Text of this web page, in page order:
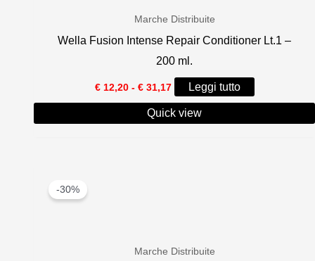
Marche Distribuite
Wella Fusion Intense Repair Conditioner Lt.1 –
200 ml.
€12,20 - €31,17Fascia
di
prezzo:
da
Leggi tutto
Quick view
-30%
Marche Distribuite